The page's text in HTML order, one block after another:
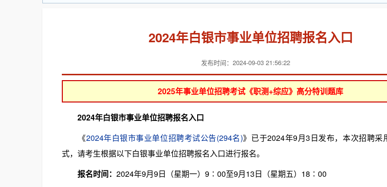
2024年白银市事业单位招聘报名入口
发布时间：2024-09-03 21:56:22
2025年事业单位招聘考试《职测+综应》高分特训题库
2024年白银市事业单位招聘报名入口
《2024年白银市事业单位招聘考试公告(294名)》已于2024年9月3日发布，本次招聘采
式，请考生根据以下白银事业单位招聘报名入口进行报名。
报名时间： 2024年9月9日（星期一）9∶00至9月13日（星期五）18∶00